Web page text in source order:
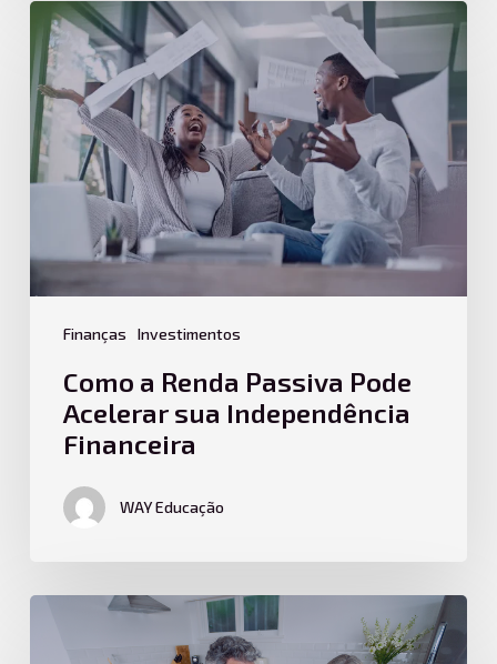
Finanças Investimentos
Como
a
Renda
Passiva
Pode
Acelerar
sua
Independência
Financeira
Como a Renda Passiva Pode
Acelerar sua Independência
Financeira
WAY Educação